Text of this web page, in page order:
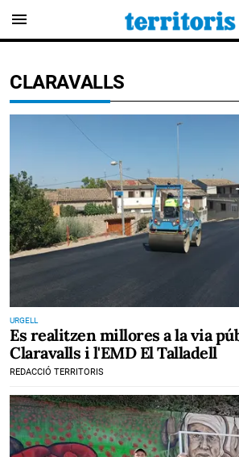
menu
CLARAVALLS
URGELL
Es realitzen millores a la via
Claravalls i l'EMD El Talladell
REDACCIÓ TERRITORIS